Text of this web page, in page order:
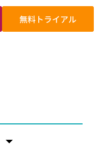
無料トライアル